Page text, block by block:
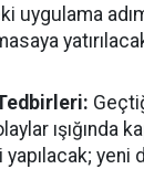
uygulama
ışığında
yeni